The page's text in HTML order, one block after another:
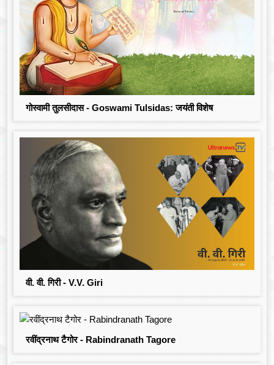
गोस्वामी तुलसीदास - Goswami Tulsidas: जयंती विशेष
वी. वी. गिरी - V.V. Giri
रवींद्रनाथ टैगोर - Rabindranath Tagore